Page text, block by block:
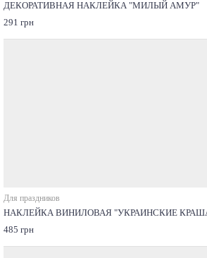
ДЕКОРАТИВНАЯ НАКЛЕЙКА "МИЛЫЙ АМУР"
291 грн
Для праздников
НАКЛЕЙКА ВИНИЛОВАЯ "УКРАИНСКИЕ
485 грн